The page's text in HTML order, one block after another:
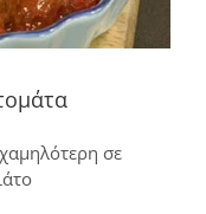
σε